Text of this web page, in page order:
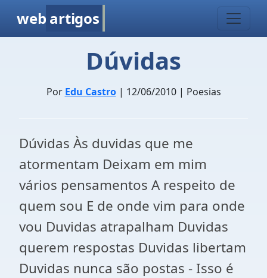
web artigos
Dúvidas
Por Edu Castro| 12/06/2010 | Poesias
Dúvidas Às duvidas que me
atormentam Deixam em mim
vários pensamentos A respeito de
quem sou E de onde vim para onde
vou Duvidas atrapalham Duvidas
querem respostas Duvidas libertam
Duvidas nunca são postas - Isso é